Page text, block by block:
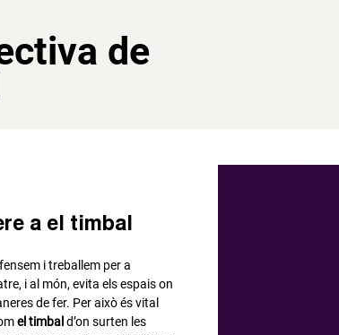
de
a el timbal
i treballem per a
i al món, evita els espais on
de fer. Per això és vital
el timbal d’on surten les